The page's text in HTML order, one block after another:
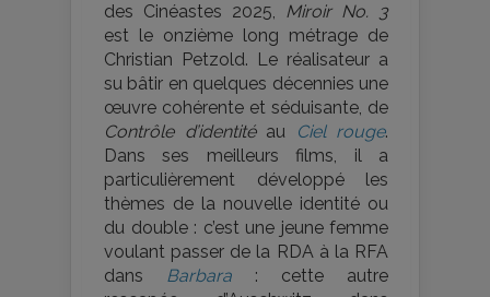
des Cinéastes 2025, Miroir No. 3
est le onzième long métrage de
Christian Petzold. Le réalisateur a
su bâtir en quelques décennies une
œuvre cohérente et séduisante, de
Contrôle d’identitéau Ciel rouge.
Dans ses meilleurs films, il a
particulièrement développé les
thèmes de la nouvelle identité ou
du double : c’est une jeune femme
voulant passer de la RDA à la RFA
dans Barbara : cette autre